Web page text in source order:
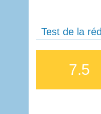
Test de la
7.5